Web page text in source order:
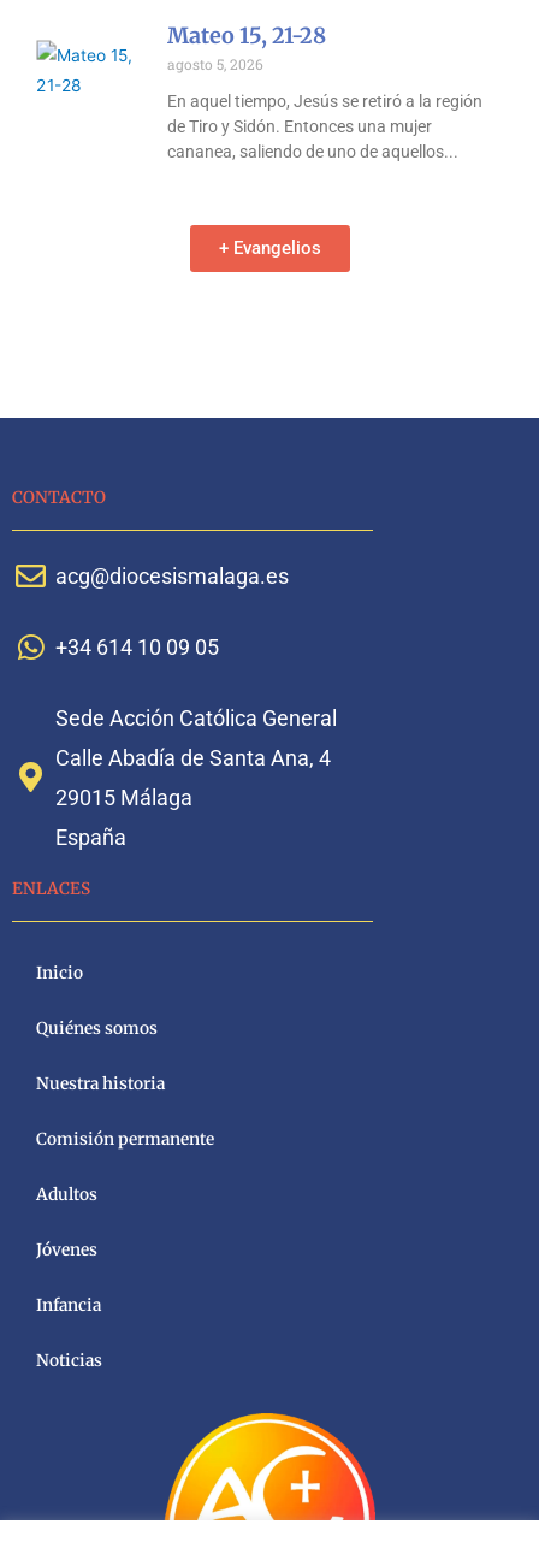
Mateo 15, 21-28
agosto 5, 2026
En aquel tiempo, Jesús se retiró a la región
de Tiro y Sidón. Entonces una mujer
cananea, saliendo de uno de aquellos
+ Evangelios
CONTACTO
acg@diocesismalaga.es
+34 614 10 09 05
Sede Acción Católica General
Calle Abadía de Santa Ana, 4
29015 Málaga
España
ENLACES
Inicio
Quiénes somos
Nuestra historia
Comisión permanente
Adultos
Jóvenes
Infancia
Noticias